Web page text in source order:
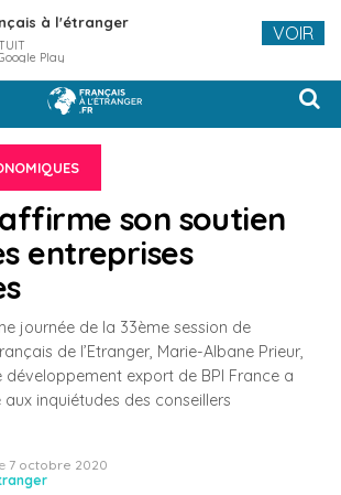
son soutien
entreprises
journée de la 33ème session de
de l’Etranger, Marie-Albane Prieur,
export de BPI France a
inquiétudes des conseillers
7 octobre 2020
à l'étranger
Play
VOIR